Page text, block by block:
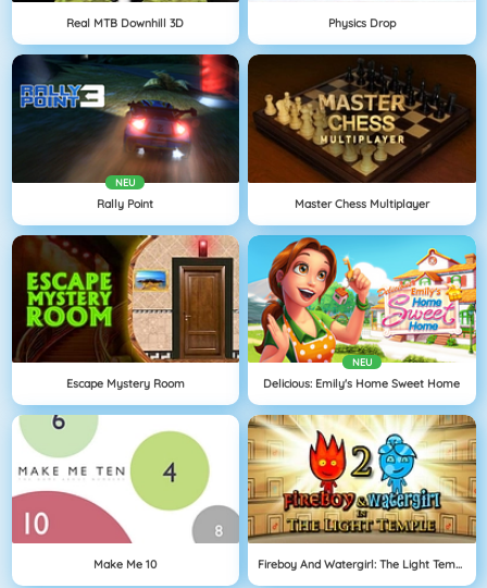
Real MTB Downhill 3D Physics Drop
NEU
Rally Point Master Chess Multiplayer
Escape Mystery Room
NEU
Delicious: Emily's Home Sweet Home
Make Me 10 Fireboy And Watergirl: The Light Temple